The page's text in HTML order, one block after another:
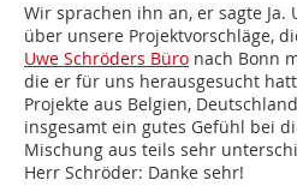
Wir sprachen ihn an, er sagte
über unsere Projektvorschläge,
Uwe Schröders Büro nach Bonn
die er für uns herausgesucht
Projekte aus Belgien,
insgesamt ein gutes Gefühl bei
Mischung aus teils sehr
Herr Schröder: Danke sehr!